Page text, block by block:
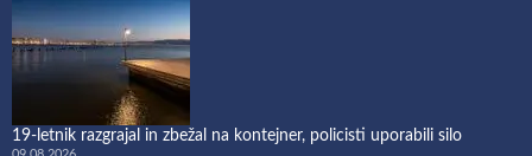
19-letnik razgrajal in zbežal na kontejner, policisti uporabili silo